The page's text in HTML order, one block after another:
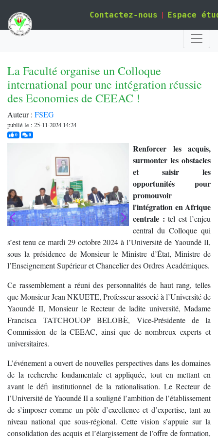
Contactez-nous | Espace
La Faculté organise un Colloque
international pour une intégration réussie
des Economies de CEEAC !
Auteur : FSEG
publié le : 25-11-2024 14:24
0j'aime0commentaires
Renforcer les acquis,
surmonter les obstacles
et saisir les
opportunités pour
promouvoir
l'intégration en Afrique
centrale : tel est l’enjeu
central du Colloque qui
s’est tenu ce mardi 29 octobre 2024 à l’Université de Yaoundé II,
sous la présidence de Monsieur le Ministre d’État, Ministre de
l’Enseignement Supérieur et Chancelier des Ordres Académiques.
Ce rassemblement a réuni des personnalités de haut rang, telles
que Monsieur Jean NKUETE, Professeur associé à l’Université de
Yaoundé II, Monsieur le Recteur de ladite université, Madame
Francisca TATCHOUOP BELOBÈ, Vice-Présidente de la
Commission de la CEEAC, ainsi que de nombreux experts et
universitaires.
L’événement a ouvert de nouvelles perspectives dans les domaines
de la recherche fondamentale et appliquée, tout en mettant en
avant le défi institutionnel de la rationalisation. Le Recteur de
l’Université de Yaoundé II a souligné l’ambition de l’établissement
de s’imposer comme un pôle d’excellence et d’expertise, tant au
niveau national que sous-régional. Cette vision s’appuie sur la
consolidation des acquis et l’élargissement de l’offre de formation,